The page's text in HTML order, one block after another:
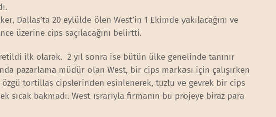
Dallas’ta 20 eylülde ölen West’in 1 Ekimde yakılacağını ve
üzerine cips saçılacağını belirtti.
ilk olarak. 2 yıl sonra ise bütün ülke genelinde tanınır
pazarlama müdür olan West, bir cips markası için çalışırken
özgü tortillas cipslerinden esinlenerek, tuzlu ve gevrek bir cips
bakmadı. West ısrarıyla firmanın bu projeye biraz para